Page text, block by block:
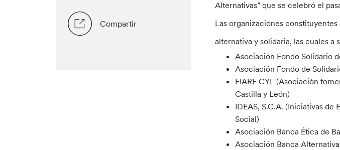
Compartir
Alternativas” que se celebró el
Las organizaciones
alternativa y solidaria, las cuales a
Asociación Fondo Solidario
Asociación Fondo de
FIARE CYL (Asociación
Castilla y León)
IDEAS, S.C.A. (Iniciativas
Social)
Asociación Banca Ética de
Asociación Banca